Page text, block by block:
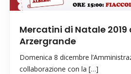
Mercatini di Natale 2019
Arzergrande
Domenica 8 dicembre
collaborazione con la […]